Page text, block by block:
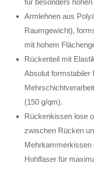
Armlehnen aus
Raumgewicht),
mit hohem
Rückenteil mit
Absolut formstabiler
(150 g/qm).
Rückenkissen lose
zwischen Rücken
Mehrkammerkissen
Hohlfaser für